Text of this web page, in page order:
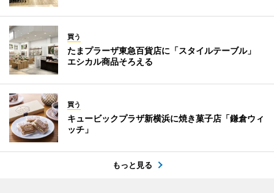
買う
たまプラーザ東急百貨店に「スタイルテーブル」
エシカル商品そろえる
買う
キュービックプラザ新横浜に焼き菓子店「鎌倉ウィ
ッチ」
もっと見る